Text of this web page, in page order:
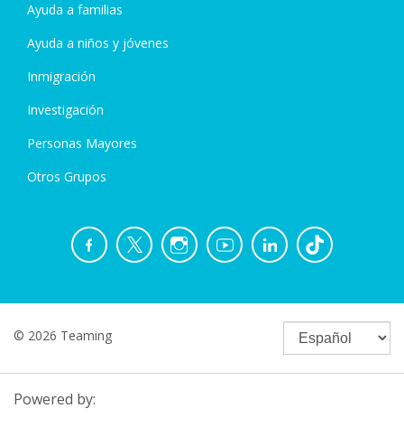
Ayuda a familias
Ayuda a niños y jóvenes
Inmigración
Investigación
Personas Mayores
Otros Grupos
© 2026 Teaming
Powered by: